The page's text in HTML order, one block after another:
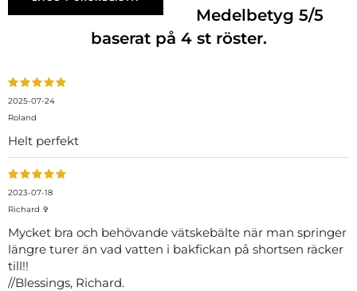
Medelbetyg5/5
baserat på 4st röster.
2025-07-24
Roland
Helt perfekt
2023-07-18
Richard ✞
Mycket bra och behövande vätskebälte när man springer
längre turer än vad vatten i bakfickan på shortsen räcker
till!!
//Blessings, Richard.